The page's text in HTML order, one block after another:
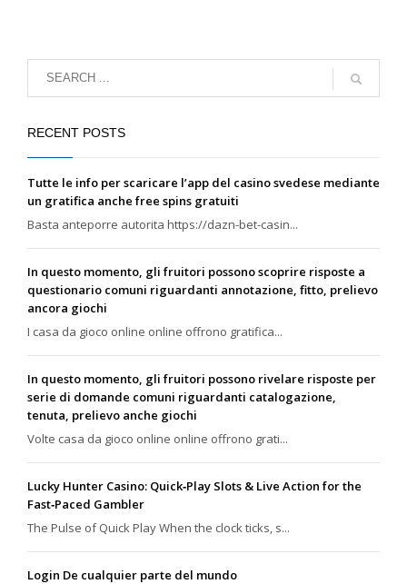
RECENT POSTS
Tutte le info per scaricare l’app del casino svedese mediante
un gratifica anche free spins gratuiti
Basta anteporre autorita https://dazn-bet-casin...
In questo momento, gli fruitori possono scoprire risposte a
questionario comuni riguardanti annotazione, fitto, prelievo
ancora giochi
I casa da gioco online online offrono gratifica...
In questo momento, gli fruitori possono rivelare risposte per
serie di domande comuni riguardanti catalogazione,
tenuta, prelievo anche giochi
Volte casa da gioco online online offrono grati...
Lucky Hunter Casino: Quick‑Play Slots & Live Action for the
Fast‑Paced Gambler
The Pulse of Quick Play When the clock ticks, s...
Login De cualquier parte del mundo